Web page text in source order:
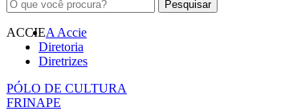
ACCIEA Accie
Diretoria
Diretrizes
PÓLO DE CULTURA
FRINAPE